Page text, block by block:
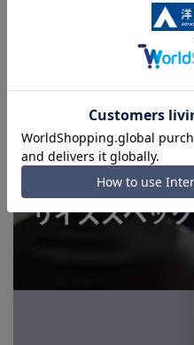
上、ご注文いただいたタイミ
を完了できない場合がござい
■お急ぎ発送のご注文につき